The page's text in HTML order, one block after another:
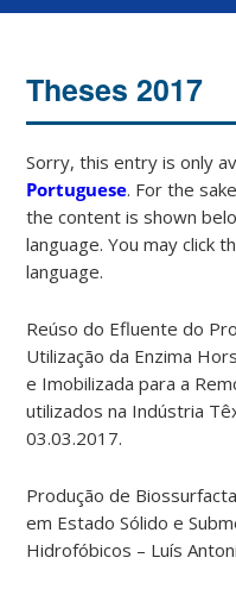
Theses 2017
Sorry, this entry is only
Portuguese. For the
the content is shown
language. You may click
language.
Reúso do Efluente do
Utilização da Enzima
e Imobilizada para a
utilizados na Indústria
03.03.2017.
Produção de
em Estado Sólido e
Hidrofóbicos – Luís